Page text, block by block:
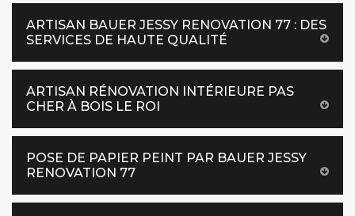
ARTISAN BAUER JESSY RENOVATION 77 : DES
SERVICES DE HAUTE QUALITÉ
ARTISAN RÉNOVATION INTÉRIEURE PAS
CHER À BOIS LE ROI
POSE DE PAPIER PEINT PAR BAUER JESSY
RENOVATION 77